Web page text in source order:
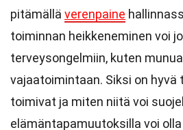
pitämällä verenpaine
toiminnan heikkeneminen voi
terveysongelmiin, kuten
vajaatoimintaan. Siksi on hyvä
toimivat ja miten niitä voi
elämäntapamuutoksilla voi